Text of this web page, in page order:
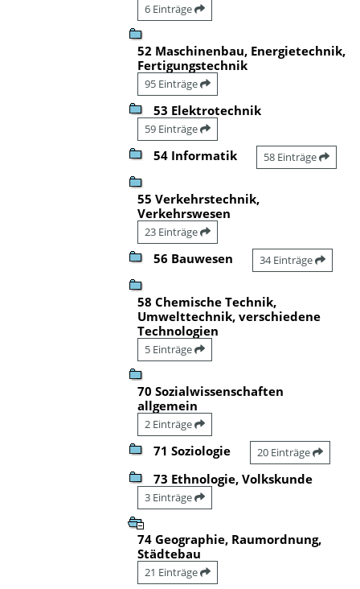
6 Einträge
52 Maschinenbau, Energietechnik,
Fertigungstechnik
95 Einträge
53 Elektrotechnik
59 Einträge
54 Informatik 58 Einträge
55 Verkehrstechnik,
Verkehrswesen
23 Einträge
56 Bauwesen 34 Einträge
58 Chemische Technik,
Umwelttechnik, verschiedene
Technologien
5 Einträge
70 Sozialwissenschaften
allgemein
2 Einträge
71 Soziologie 20 Einträge
73 Ethnologie, Volkskunde
3 Einträge
74 Geographie, Raumordnung,
Städtebau
21 Einträge